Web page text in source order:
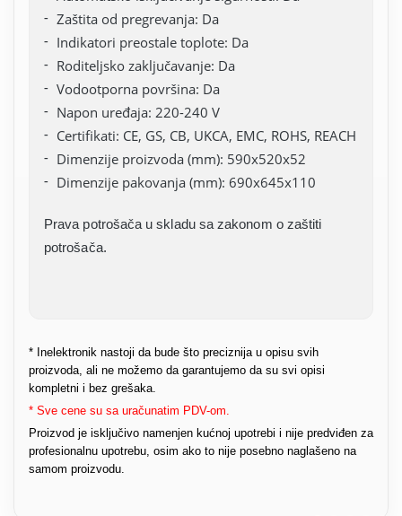
Zaštita od pregrevanja: Da
Indikatori preostale toplote: Da
Roditeljsko zaključavanje: Da
Vodootporna površina: Da
Napon uređaja: 220-240 V
Certifikati: CE, GS, CB, UKCA, EMC, ROHS, REACH
Dimenzije proizvoda (mm): 590x520x52
Dimenzije pakovanja (mm): 690x645x110
Prava potrošača u skladu sa zakonom o zaštiti
potrošača.
* Inelektronik nastoji da bude što preciznija u opisu svih
proizvoda, ali ne možemo da garantujemo da su svi opisi
kompletni i bez grešaka.
* Sve cene su sa uračunatim PDV-om.
Proizvod je isključivo namenjen kućnoj upotrebi i nije predviđen za
profesionalnu upotrebu, osim ako to nije posebno naglašeno na
samom proizvodu.